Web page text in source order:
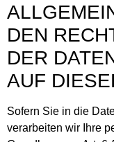
DEN
DER
AUF
Sofern Sie in die
verarbeiten wir Ihre